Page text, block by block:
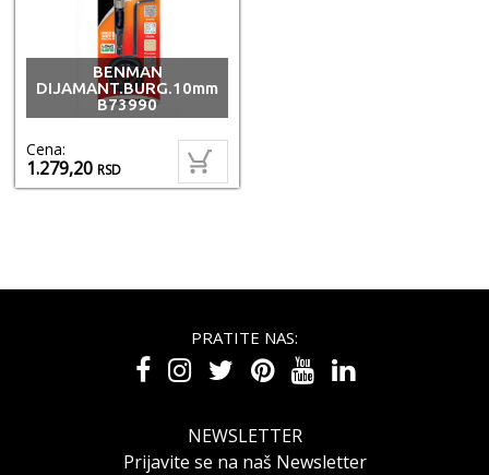
BENMAN
DIJAMANT.BURG.10mm
B73990
Cena:
1.279,20RSD
PRATITE NAS:
NEWSLETTER
Prijavite se na naš Newsletter